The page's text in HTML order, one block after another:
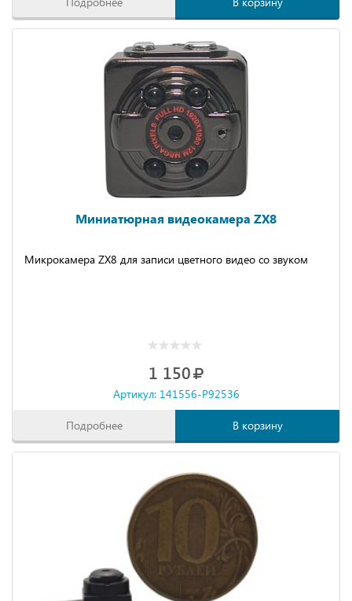
Миниатюрная видеокамера ZX8
Микрокамера ZX8 для записи цветного видео со звуком
1 150
Артикул: 141556-P92536
Подробнее В корзину